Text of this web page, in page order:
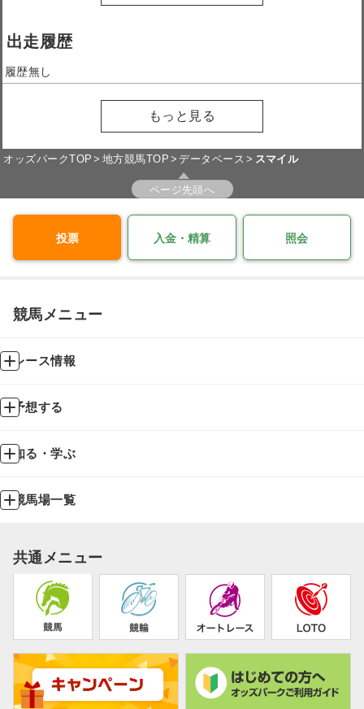
出走履歴
履歴無し
もっと見る
オッズパークTOP 地方競馬TOP データベース スマイル
ページ先頭へ
投票 入金・精算 照会
競馬メニュー
レース情報
予想する
知る・学ぶ
競馬場一覧
共通メニュー